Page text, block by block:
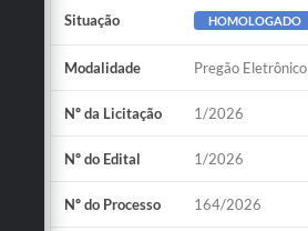
Situação HOMOLOGADO
Modalidade Pregão Eletrônico
Nº da Licitação 1/2026
Nº do Edital 1/2026
Nº do Processo 164/2026